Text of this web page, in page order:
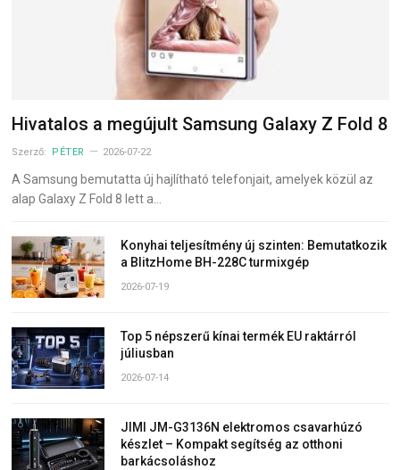
Hivatalos a megújult Samsung Galaxy Z Fold 8
Szerző: PÉTER 2026-07-22
A Samsung bemutatta új hajlítható telefonjait, amelyek közül az
alap Galaxy Z Fold 8 lett a…
Konyhai teljesítmény új szinten: Bemutatkozik
a BlitzHome BH-228C turmixgép
2026-07-19
Top 5 népszerű kínai termék EU raktárról
júliusban
2026-07-14
JIMI JM-G3136N elektromos csavarhúzó
készlet – Kompakt segítség az otthoni
barkácsoláshoz